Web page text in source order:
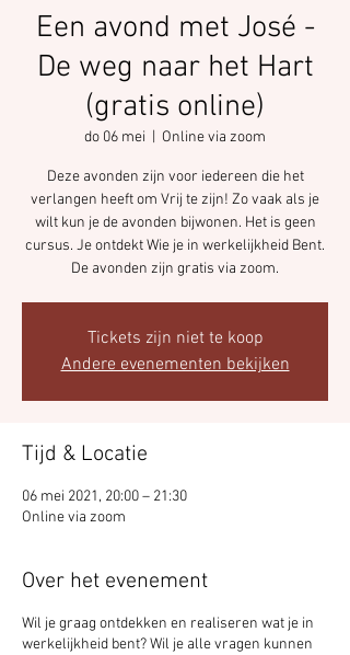
Een avond met José -
De weg naar het Hart
(gratis online)
do 06 mei Online via zoom
Deze avonden zijn voor iedereen die het
verlangen heeft om Vrij te zijn! Zo vaak als je
wilt kun je de avonden bijwonen. Het is geen
cursus. Je ontdekt Wie je in werkelijkheid Bent.
De avonden zijn gratis via zoom.
Tickets zijn niet te koop
Andere evenementen bekijken
Tijd & Locatie
06 mei 2021, 20:00 – 21:30
Online via zoom
Over het evenement
Wil je graag ontdekken en realiseren wat je in
werkelijkheid bent? Wil je alle vragen kunnen